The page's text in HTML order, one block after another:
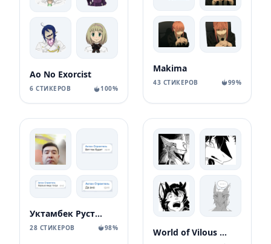
Ao No Exorcist
6 СТИКЕРОВ 100%
Makima
43 СТИКЕРОВ 99%
Уктамбек Рустамбекович
28 СТИКЕРОВ 98% World of Vilous [Manga